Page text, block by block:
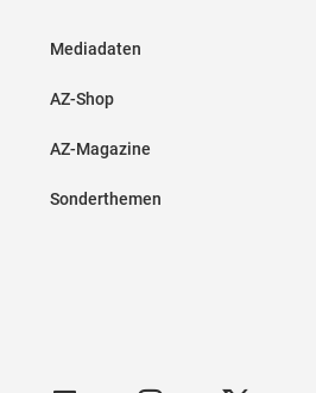
Mediadaten
AZ-Shop
AZ-Magazine
Sonderthemen